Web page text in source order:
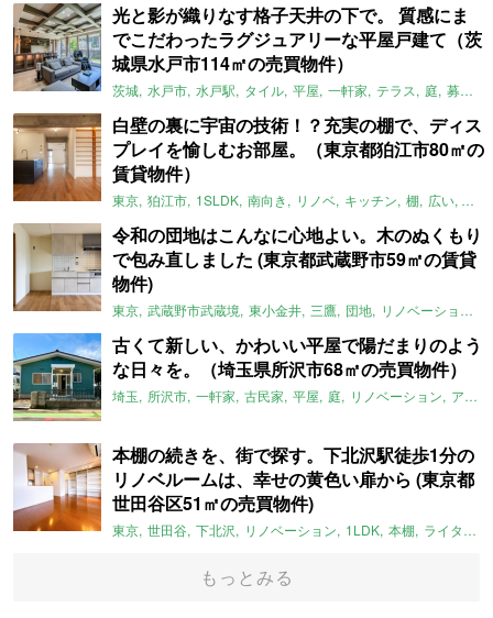
光と影が織りなす格子天井の下で。 質感にま
でこだわったラグジュアリーな平屋戸建て（茨
城県水戸市114㎡の売買物件）
茨城 水戸市 水戸駅 タイル 平屋 一軒家 テラス 庭 募集中
白壁の裏に宇宙の技術！？充実の棚で、ディス
プレイを愉しむお部屋。（東京都狛江市80㎡の
賃貸物件）
東京 狛江市 1SLDK 南向き リノベ キッチン 棚 広い ガイ
令和の団地はこんなに心地よい。木のぬくもり
で包み直しました (東京都武蔵野市59㎡の賃貸
物件)
東京 武蔵野市武蔵境 東小金井 三鷹 団地 リノベーション
古くて新しい、かわいい平屋で陽だまりのよう
な日々を。（埼玉県所沢市68㎡の売買物件）
埼玉 所沢市 一軒家 古民家 平屋 庭 リノベーション アメリカンハウス
本棚の続きを、街で探す。下北沢駅徒歩1分の
リノベルームは、幸せの黄色い扉から (東京都
世田谷区51㎡の売買物件)
東京 世田谷 下北沢 リノベーション 1LDK 本棚 ライター：ほしりょうこ
もっとみる